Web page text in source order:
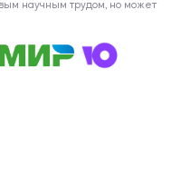
научным трудом, но может